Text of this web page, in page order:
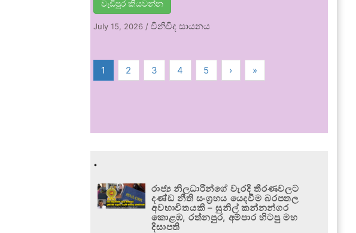
වැඩිපුර කියවන්න
July 15, 2026 /විනිවිද සායනය
1 2 3 4 5 › »
.
රාජ්‍ය නිලධාරීන්ගේ වැරදි තීරණවලට
දණ්ඩ නීති සංග්‍රහය යෙදවීම බරපතල
අවභාවිතයකි – සුනිල් කන්නන්ගර
කොළඹ, රත්නපුර, අම්පාර හිටපු මහ
දිසාපති